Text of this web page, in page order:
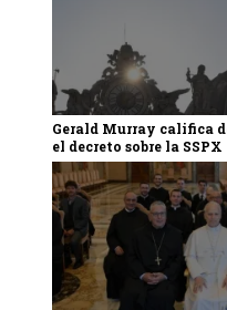
Gerald Murray califica
el decreto sobre la SSPX